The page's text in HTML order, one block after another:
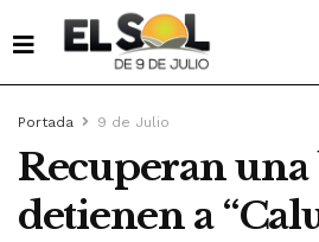
Portada 9 de Julio
Recuperan
detienen a